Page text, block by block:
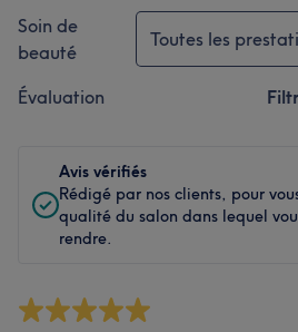
Soin de
beauté
Toutes les
Évaluation
Avis vérifiés
Rédigé par nos clients, pour
qualité du salon dans lequel
rendre.